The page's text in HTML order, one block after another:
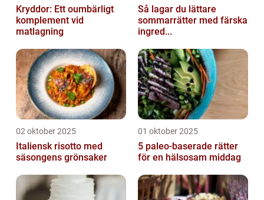
Kryddor: Ett oumbärligt
komplement vid
matlagning
Så lagar du lättare
sommarrätter med färska
ingred...
02 oktober 2025
Italiensk risotto med
säsongens grönsaker
01 oktober 2025
5 paleo-baserade rätter
för en hälsosam middag